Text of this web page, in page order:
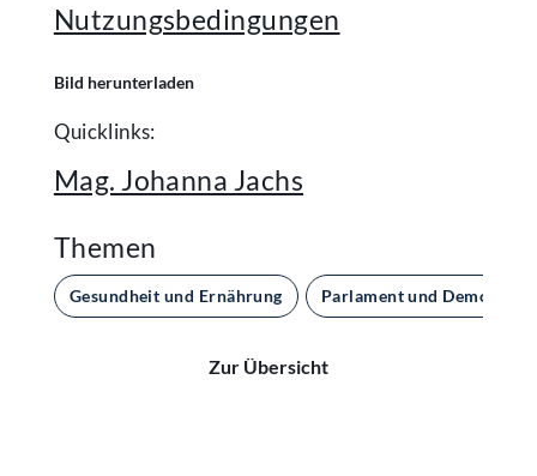
Nutzungsbedingungen
Bild herunterladen
Quicklinks:
Mag. Johanna Jachs
Themen
Gesundheit und Ernährung Parlament und Demokratie
Zur Übersicht